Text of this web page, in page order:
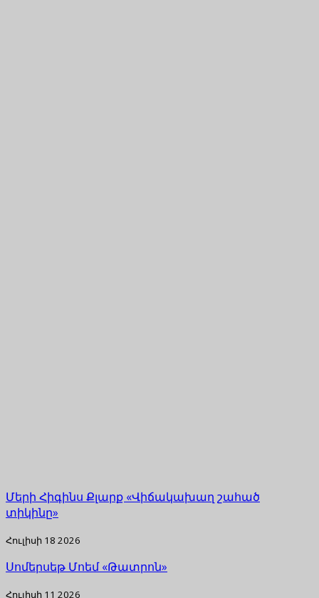
Մերի Հիգինս Քլարք «Վիճակախաղ շահած
տիկինը»
Հուլիսի 18 2026
Սոմերսեթ Մոեմ «Թատրոն»
Հուլիսի 11 2026